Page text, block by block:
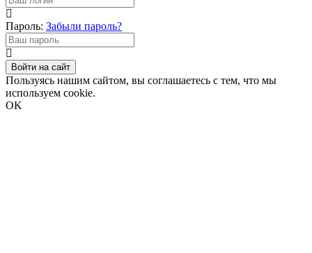
Пароль: Забыли пароль?
Войти на сайт
Пользуясь нашим сайтом, вы соглашаетесь с тем, что мы
используем cookie.
OK